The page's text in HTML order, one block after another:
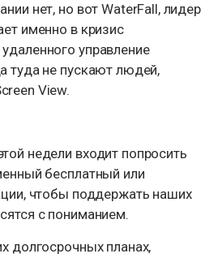
нет, но вот WaterFall, лидер
именно в кризис
управление
туда не пускают людей,
View.
недели входит попросить
бесплатный или
чтобы поддержать наших
с пониманием.
долгосрочных планах,